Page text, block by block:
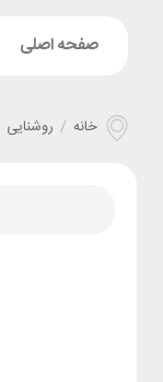
صفحه اصلی
خانه / روشنایی